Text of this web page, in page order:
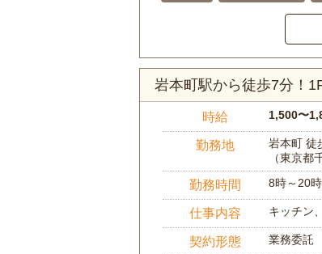
岩本町駅から徒歩7分！
時給 1,500〜
勤務地
岩本町 徒
（東京都
勤務時間 8時～20
仕事内容 キッチン
契約形態 業務委託